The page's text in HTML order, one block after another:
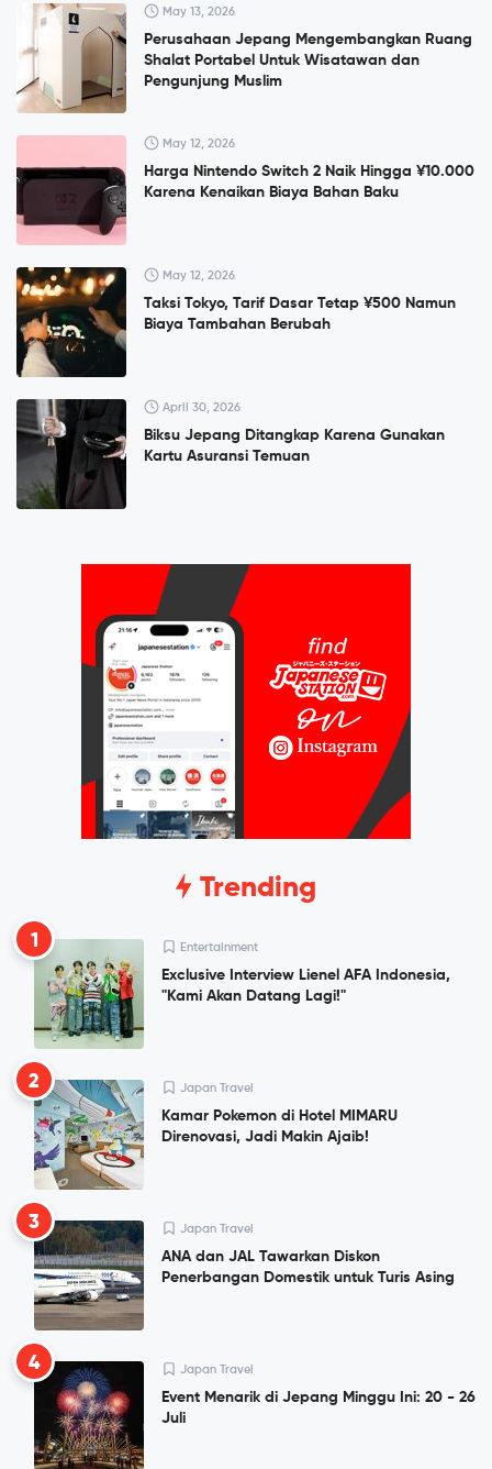
May 13, 2026
Perusahaan Jepang Mengembangkan Ruang
Shalat Portabel Untuk Wisatawan dan
Pengunjung Muslim
May 12, 2026
Harga Nintendo Switch 2 Naik Hingga ¥10.000
Karena Kenaikan Biaya Bahan Baku
May 12, 2026
Taksi Tokyo, Tarif Dasar Tetap ¥500 Namun
Biaya Tambahan Berubah
April 30, 2026
Biksu Jepang Ditangkap Karena Gunakan
Kartu Asuransi Temuan
Trending
1 Entertainment
Exclusive Interview Lienel AFA Indonesia,
"Kami Akan Datang Lagi!"
2 Japan Travel
Kamar Pokemon di Hotel MIMARU
Direnovasi, Jadi Makin Ajaib!
3 Japan Travel
ANA dan JAL Tawarkan Diskon
Penerbangan Domestik untuk Turis Asing
4 Japan Travel
Event Menarik di Jepang Minggu Ini: 20 - 26
Juli